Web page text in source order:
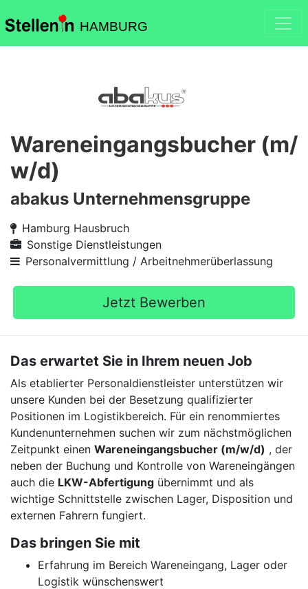
HAMBURG
Wareneingangsbucher (m/
w/d)
abakus Unternehmensgruppe
Hamburg Hausbruch
Sonstige Dienstleistungen
Personalvermittlung / Arbeitnehmerüberlassung
Jetzt Bewerben
Das erwartet Sie in Ihrem neuen Job
Als etablierter Personaldienstleister unterstützen wir
unsere Kunden bei der Besetzung qualifizierter
Positionen im Logistikbereich. Für ein renommiertes
Kundenunternehmen suchen wir zum nächstmöglichen
Zeitpunkt einen Wareneingangsbucher (m/w/d) , der
neben der Buchung und Kontrolle von Wareneingängen
auch die LKW-Abfertigung übernimmt und als
wichtige Schnittstelle zwischen Lager, Disposition und
externen Fahrern fungiert.
Das bringen Sie mit
Erfahrung im Bereich Wareneingang, Lager oder
Logistik wünschenswert